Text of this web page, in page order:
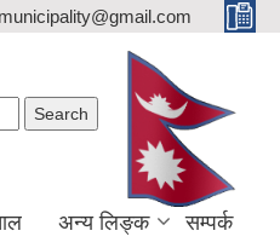
अन्य लिङ्क सम्पर्क